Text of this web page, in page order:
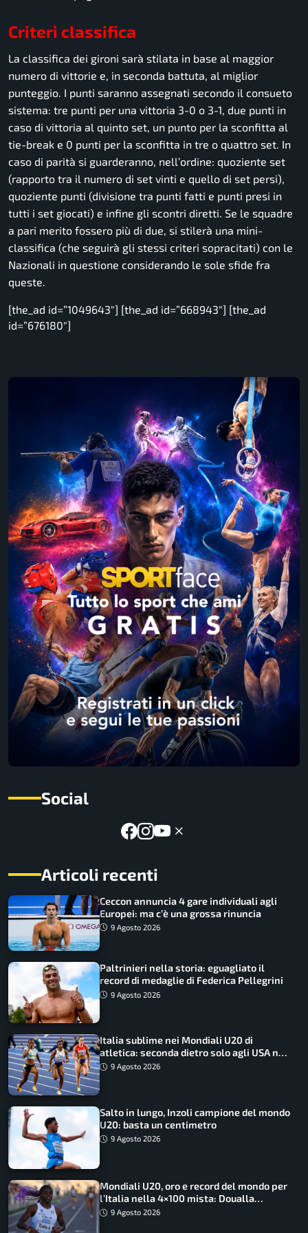
Criteri classifica
La classifica dei gironi sarà stilata in base al maggior
numero di vittorie e, in seconda battuta, al miglior
punteggio. I punti saranno assegnati secondo il consueto
sistema: tre punti per una vittoria 3-0 o 3-1, due punti in
caso di vittoria al quinto set, un punto per la sconfitta al
tie-break e 0 punti per la sconfitta in tre o quattro set. In
caso di parità si guarderanno, nell’ordine: quoziente set
(rapporto tra il numero di set vinti e quello di set persi),
quoziente punti (divisione tra punti fatti e punti presi in
tutti i set giocati) e infine gli scontri diretti. Se le squadre
a pari merito fossero più di due, si stilerà una mini-
classifica (che seguirà gli stessi criteri sopracitati) con le
Nazionali in questione considerando le sole sfide fra
queste.
[the_ad id=”1049643″] [the_ad id=”668943″] [the_ad
id=”676180″]
Social
Articoli recenti
Ceccon annuncia 4 gare individuali agli
Europei: ma c’è una grossa rinuncia
9 Agosto 2026
Paltrinieri nella storia: eguagliato il
record di medaglie di Federica Pellegrini
9 Agosto 2026
Italia sublime nei Mondiali U20 di
atletica: seconda dietro solo agli USA nel
medagliere
9 Agosto 2026
Salto in lungo, Inzoli campione del mondo
U20: basta un centimetro
9 Agosto 2026
Mondiali U20, oro e record del mondo per
l’Italia nella 4×100 mista: Doualla
straordinaria
9 Agosto 2026